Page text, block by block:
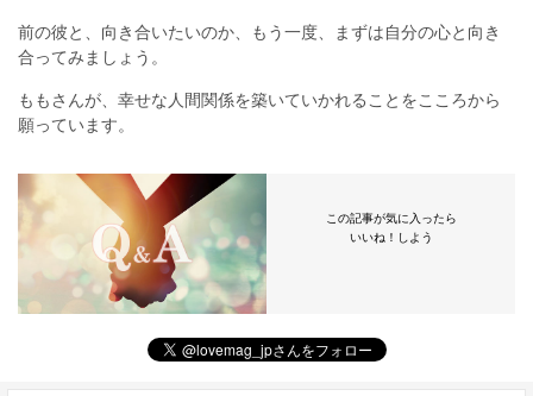
前の彼と、向き合いたいのか、もう一度、まずは自分の心と向き
合ってみましょう。
ももさんが、幸せな人間関係を築いていかれることをこころから
願っています。
この記事が気に入ったら
いいね！しよう